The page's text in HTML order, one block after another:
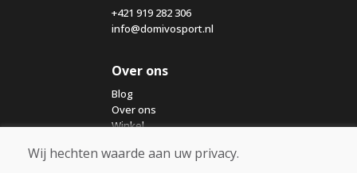
+421 919 282 306
info@domivosport.nl
Over ons
Blog
Over ons
Winkel
Wij hechten waarde aan uw privacy.